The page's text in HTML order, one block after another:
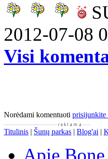
2012-07-08
Visi
Norėdami komentuoti prisijunkite
Titulinis | Šunų parkas | Blog'ai |